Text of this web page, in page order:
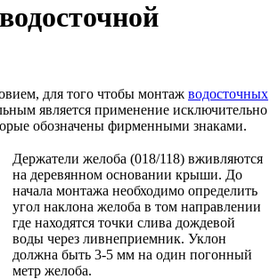
для того чтобы монтаж водосточных
является применение исключительно
обозначены фирменными знаками.
Держатели желоба (018/118) вживляются
на деревянном основании крыши. До
начала монтажа необходимо определить
угол наклона желоба в том направлении
где находятся точки слива дождевой
воды через ливнеприемник. Уклон
должна быть 3-5 мм на один погонный
метр желоба.